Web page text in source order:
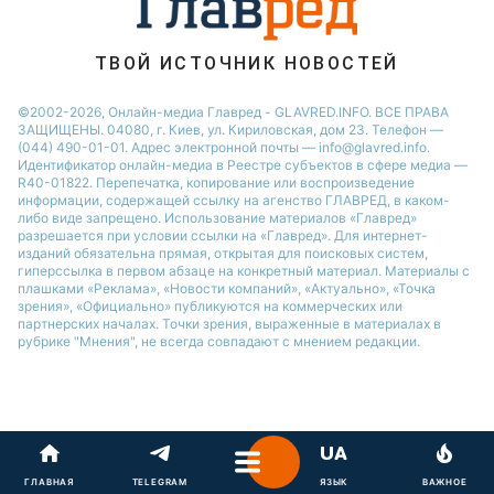
ТВОЙ ИСТОЧНИК НОВОСТЕЙ
©2002-2026, Онлайн-медиа Главред - GLAVRED.INFO. ВСЕ ПРАВА
ЗАЩИЩЕНЫ. 04080, г. Киев, ул. Кириловская, дом 23. Телефон —
(044) 490-01-01. Адрес электронной почты — info@glavred.info.
Идентификатор онлайн-медиа в Реестре cубъектов в сфере медиа —
R40-01822. Перепечатка, копирование или воспроизведение
информации, содержащей ссылку на агенство ГЛАВРЕД, в каком-
либо виде запрещено. Использование материалов «Главред»
разрешается при условии ссылки на «Главред». Для интернет-
изданий обязательна прямая, открытая для поисковых систем,
гиперссылка в первом абзаце на конкретный материал. Материалы с
плашками «Реклама», «Новости компаний», «Актуально», «Точка
зрения», «Официально» публикуются на коммерческих или
партнерских началах. Точки зрения, выраженные в материалах в
рубрике "Мнения", не всегда совпадают с мнением редакции.
ГЛАВНАЯ TELEGRAM ЯЗЫК ВАЖНОЕ